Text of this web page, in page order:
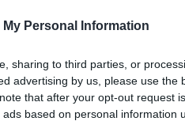
My Personal Information
sharing to third parties, or
advertising by us, please use the
that after your opt-out request
based on personal information